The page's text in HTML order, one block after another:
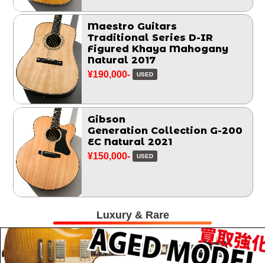
Maestro Guitars
Traditional Series D-IR
Figured Khaya Mahogany
Natural 2017
¥190,000- USED
Gibson
Generation Collection G-200
EC Natural 2021
¥150,000- USED
Luxury & Rare